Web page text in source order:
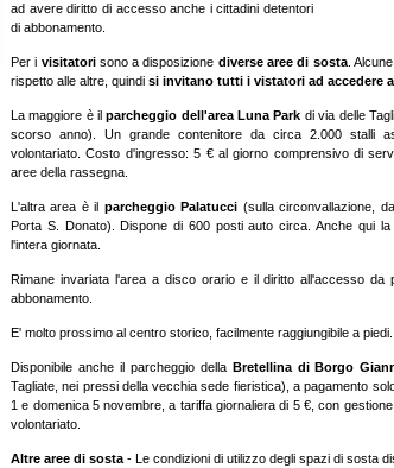
ad avere diritto di accesso anche i cittadini detentori
di abbonamento.
Per i visitatorisono a disposizione diverse aree di sosta.
rispetto alle altre, quindi si invitano tutti i vistatori ad accedere
La maggiore è ilparcheggio dell'area Luna Park di via delle
scorso anno). Un grande contenitore da circa 2.000 stalli
volontariato. Costo d'ingresso: 5 € al giorno comprensivo di
aree della rassegna.
L'altra area è il parcheggio Palatucci (sulla circonvallazione,
Porta S. Donato). Dispone di 600 posti auto circa. Anche qui
l'intera giornata.
Rimane invariata l'area a disco orario e il diritto all'accesso da
abbonamento.
E' molto prossimo al centro storico, facilmente raggiungibile a piedi.
Disponibile anche il parcheggio della Bretellina di Borgo
Tagliate, nei pressi della vecchia sede fieristica), a pagamento
1 e domenica 5 novembre, a tariffa giornaliera di 5 €, con
volontariato.
Altre aree di sosta- Le condizioni di utilizzo degli spazi di sosta